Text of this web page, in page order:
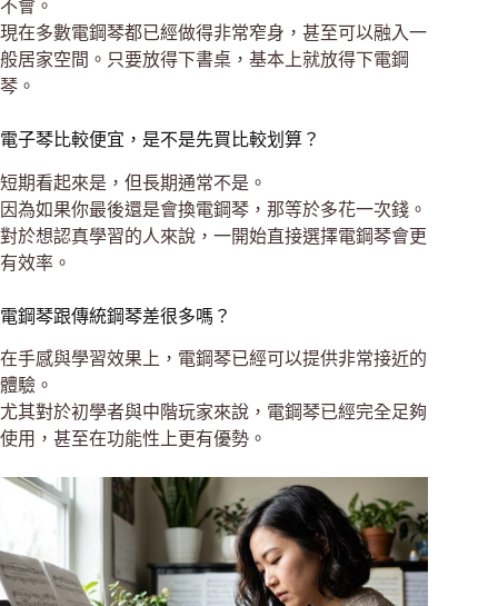
不會。
現在多數電鋼琴都已經做得非常窄身，甚至可以融入一
般居家空間。只要放得下書桌，基本上就放得下電鋼
琴。
電子琴比較便宜，是不是先買比較划算？
短期看起來是，但長期通常不是。
因為如果你最後還是會換電鋼琴，那等於多花一次錢。
對於想認真學習的人來說，一開始直接選擇電鋼琴會更
有效率。
電鋼琴跟傳統鋼琴差很多嗎？
在手感與學習效果上，電鋼琴已經可以提供非常接近的
體驗。
尤其對於初學者與中階玩家來說，電鋼琴已經完全足夠
使用，甚至在功能性上更有優勢。